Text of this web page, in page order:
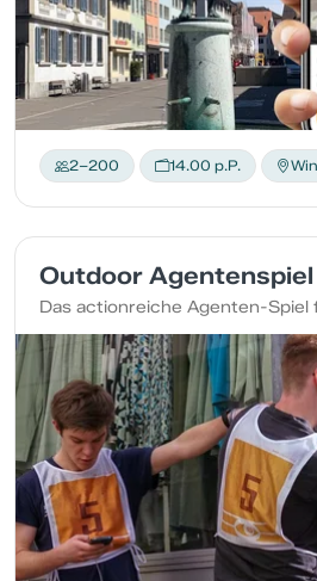
2–200 14.00 p.P.
Das actionreiche Agenten-Spiel